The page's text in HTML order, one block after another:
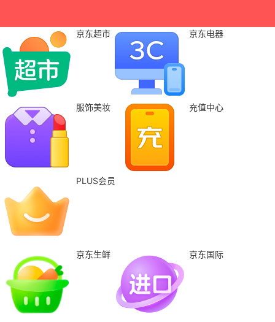
京东超市 京东电器
服饰美妆 充值中心
PLUS会员
京东生鲜 京东国际